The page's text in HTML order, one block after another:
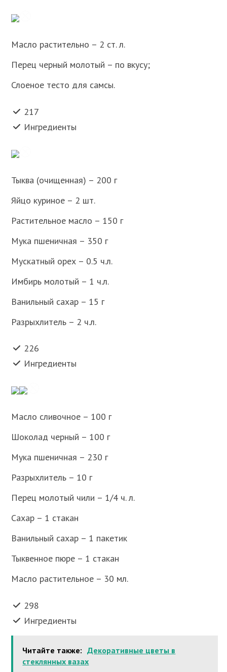
Масло растительно – 2 ст. л.
Перец черный молотый – по вкусу;
Слоеное тесто для самсы.
217
Ингредиенты
Тыква (очищенная) – 200 г
Яйцо куриное – 2 шт.
Растительное масло – 150 г
Мука пшеничная – 350 г
Мускатный орех – 0.5 ч.л.
Имбирь молотый – 1 ч.л.
Ванильный сахар – 15 г
Разрыхлитель – 2 ч.л.
226
Ингредиенты
Масло сливочное – 100 г
Шоколад черный – 100 г
Мука пшеничная – 230 г
Разрыхлитель – 10 г
Перец молотый чили – 1/4 ч. л.
Сахар – 1 стакан
Ванильный сахар – 1 пакетик
Тыквенное пюре – 1 стакан
Масло растительное – 30 мл.
298
Ингредиенты
Читайте также: Декоративные цветы в
стеклянных вазах